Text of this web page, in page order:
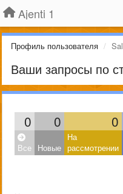
Ajenti 1
Профиль пользователя
Ваши запросы по
0 0 0
Все Новые
На
рассмотрении